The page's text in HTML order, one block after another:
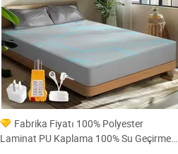
Fabrika Fiyatı 100% Polyester
Laminat PU Kaplama 100% Su Geçirmez